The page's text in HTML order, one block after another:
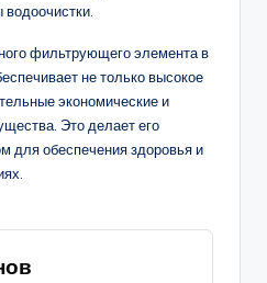
фильтрующего элемента в
не только высокое
экономические и
Это делает его
для обеспечения здоровья и